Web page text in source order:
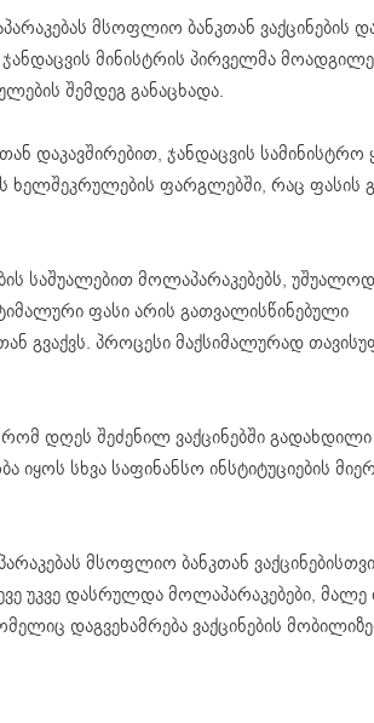
მსოფლიო ბანკთან ვაქცინების
ჯანდაცვის მინისტრის პირველმა
შემდეგ განაცხადა.
დაკავშირებით, ჯანდაცვის სამინისტრო
ფარგლებში, რაც ფასის
საშუალებით მოლაპარაკებებს, უშუალოდ
ფასი არის გათვალისწინებული
გვაქვს. პროცესი მაქსიმალურად
დღეს შეძენილ ვაქცინებში გადახდილი
სხვა საფინანსო ინსტიტუციების მიერ
მსოფლიო ბანკთან
უკვე დასრულდა მოლაპარაკებები, მალე
დაგვეხამრება ვაქცინების